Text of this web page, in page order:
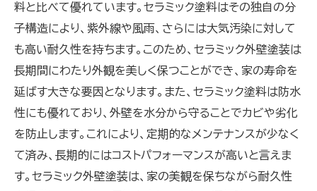
料と比べて優れています。セラミック塗料はその独自の分
子構造により、紫外線や風雨、さらには大気汚染に対して
も高い耐久性を持ちます。このため、セラミック外壁塗装は
長期間にわたり外観を美しく保つことができ、家の寿命を
延ばす大きな要因となります。また、セラミック塗料は防水
性にも優れており、外壁を水分から守ることでカビや劣化
を防止します。これにより、定期的なメンテナンスが少なく
て済み、長期的にはコストパフォーマンスが高いと言えま
す。セラミック外壁塗装は、家の美観を保ちながら耐久性